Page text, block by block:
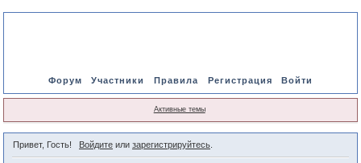
Форум Участники Правила Регистрация Войти
Активные темы
Привет, Гость! Войдитеили зарегистрируйтесь.